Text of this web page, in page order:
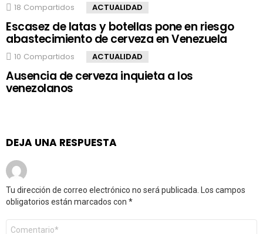
18 Compartidos ACTUALIDAD
Escasez de latas y botellas pone en riesgo
abastecimiento de cerveza en Venezuela
10 Compartidos ACTUALIDAD
Ausencia de cerveza inquieta a los
venezolanos
DEJA UNA RESPUESTA
Tu dirección de correo electrónico no será publicada.
Los campos
obligatorios están marcados con *
Comentario